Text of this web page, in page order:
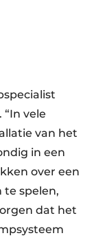
vele
van het
in een
over een
te spelen,
dat het